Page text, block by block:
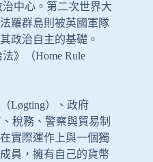
治中心。第二次世界大
羅群島則被英國軍隊
政治自主的基礎。
》（Home Rule
Løgting）、政府
稅務、警察與貿易制
實際運作上與一個獨
員，擁有自己的貨幣